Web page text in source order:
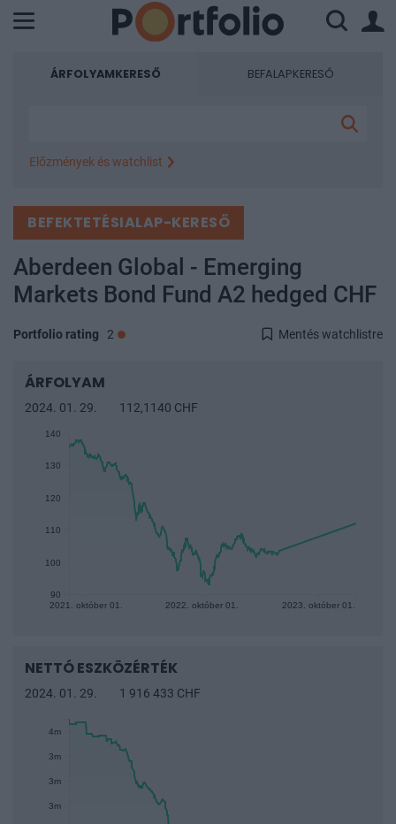
ÁRFOLYAMKERESŐ BEFALAPKERESŐ
Előzmények és watchlist
OTP MOL RICHTER MTELEKOM
WABERERS
Összes árfolyam
Watchlist
Bejelentkezés után ide mentheted el a gyakran használt
árfolyamokat és befektetési alapokat.
Bejelentkezés
BEFEKTETÉSIALAP-KERESŐ
Aberdeen Global - Emerging
Markets Bond Fund A2 hedged CHF
Portfolio rating 2 Mentés watchlistre
ÁRFOLYAM
2024. 01. 29. 112,1140 CHF
2021. október 01. 2022. október 01. 2023. október 01.
90
100
110
120
130
140
NETTÓ ESZKÖZÉRTÉK
2024. 01. 29. 1 916 433 CHF
3m
3m
3m
4m